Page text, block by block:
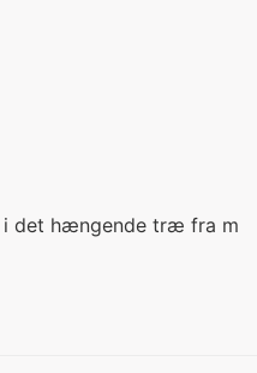
i det hængende træ fra m